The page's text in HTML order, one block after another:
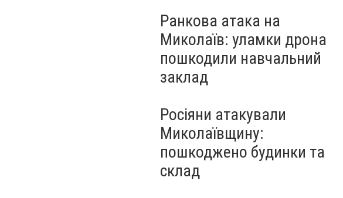
Ранкова атака на
Миколаїв: уламки дрона
пошкодили навчальний
заклад
Росіяни атакували
Миколаївщину:
пошкоджено будинки та
склад